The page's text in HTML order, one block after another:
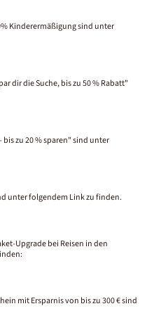
Kinderermäßigung sind unter
dir die Suche, bis zu 50 % Rabatt"
zu 20 % sparen" sind unter
unter folgendem Link zu finden.
Upgrade bei Reisen in den
mit Ersparnis von bis zu 300 € sind